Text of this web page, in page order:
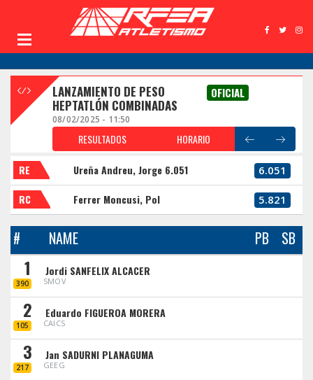
LANZAMIENTO DE PESO
HEPTATLÓN COMBINADAS
OFICIAL
08/02/2025 - 11:50
RESULTADOS HORARIO
RE Ureña Andreu, Jorge 6.051 6.051
RC Ferrer Moncusi, Pol 5.821
# NAME PB SB
1
390
Jordi SANFELIX ALCACER
SMOV
2
105
Eduardo FIGUEROA MORERA
CAICS
3
217
Jan SADURNI PLANAGUMA
GEEG